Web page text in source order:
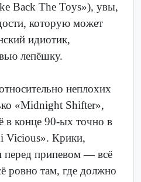
Back The Toys»), увы,
которую может
идиотик,
лепёшку.
неплохих
«Midnight Shifter»,
в конце 90-ых точно в
Vicious». Крики,
припевом — всё
ровно там, где должно